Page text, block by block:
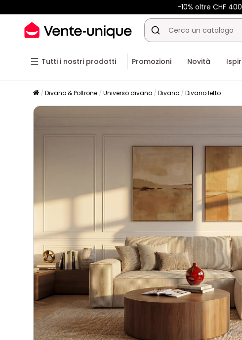
-10% oltre CHF
Tutti i nostri prodotti Promozioni Novità
Divano & Poltrone Universo divano Divano Divano letto